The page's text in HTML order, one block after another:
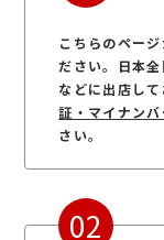
こちらのペー
ださい。日本
などに出店し
証・マイナンバ
さい。
02